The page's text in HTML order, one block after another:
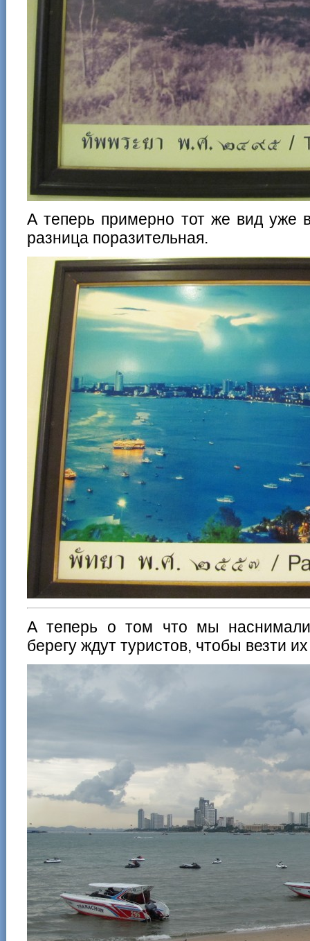
А теперь примерно тот же вид уже
разница поразительная.
А теперь о том что мы
берегу ждут туристов, чтобы везти